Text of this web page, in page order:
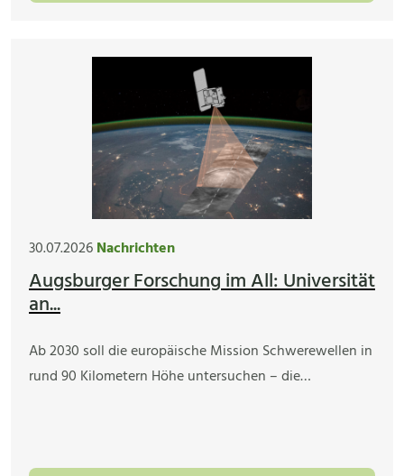
30.07.2026Nachrichten
Augsburger Forschung im All: Universität
an...
Ab 2030 soll die europäische Mission Schwerewellen in
rund 90 Kilometern Höhe untersuchen – die…